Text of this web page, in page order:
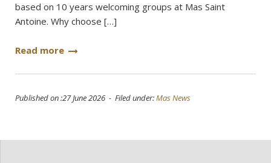
based on 10 years welcoming groups at Mas Saint
Antoine. Why choose […]
Read more
Published on :27 June 2026 - Filed under:Mas News